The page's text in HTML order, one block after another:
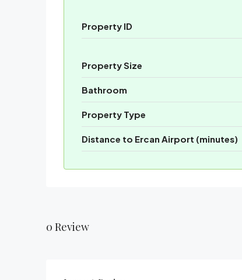
Property ID
Property Size
Bathroom
Property Type
Distance to Ercan Airport (minutes)
0 Review